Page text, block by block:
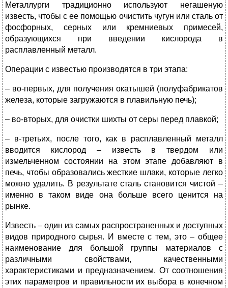
Металлурги традиционно используют негашеную
известь, чтобы с ее помощью очистить чугун или сталь от
фосфорных, серных или кремниевых примесей,
образующихся при введении кислорода в
расплавленный металл.
Операции с известью производятся в три этапа:
– во-первых, для получения окатышей (полуфабрикатов
железа, которые загружаются в плавильную печь);
– во-вторых, для очистки шихты от серы перед плавкой;
– в-третьих, после того, как в расплавленный металл
вводится кислород – известь в твердом или
измельченном состоянии на этом этапе добавляют в
печь, чтобы образовались жесткие шлаки, которые легко
можно удалить. В результате сталь становится чистой –
именно в таком виде она больше всего ценится на
рынке.
Известь – один из самых распространенных и доступных
видов природного сырья. И вместе с тем, это – общее
наименование для большой группы материалов с
различными свойствами, качественными
характеристиками и предназначением. От соотношения
этих параметров и правильности их выбора в конечном